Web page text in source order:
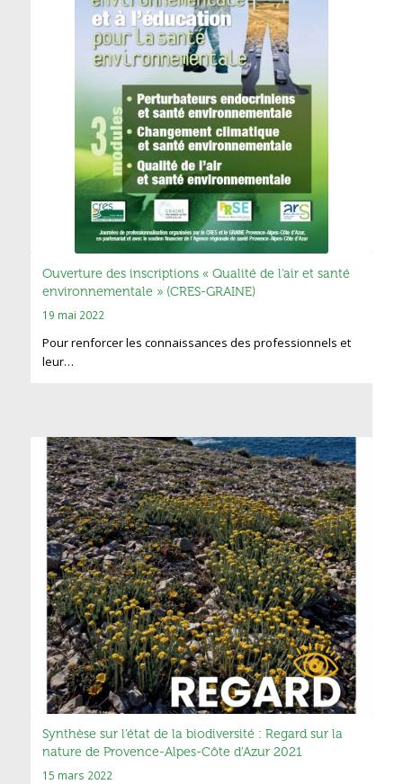
Ouverture des inscriptions « Qualité de l’air et santé
environnementale » (CRES-GRAINE)
19 mai 2022
Pour renforcer les connaissances des professionnels et
leur…
Synthèse sur l’état de la biodiversité : Regard sur la
nature de Provence-Alpes-Côte d’Azur 2021
15 mars 2022